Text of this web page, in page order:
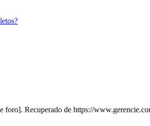
foro]. Recuperado de https://